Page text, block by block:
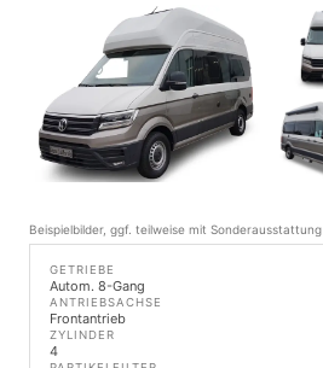
Beispielbilder, ggf. teilweise mit Sonderausstattung
GETRIEBE
Autom. 8-Gang
ANTRIEBSACHSE
Frontantrieb
ZYLINDER
4